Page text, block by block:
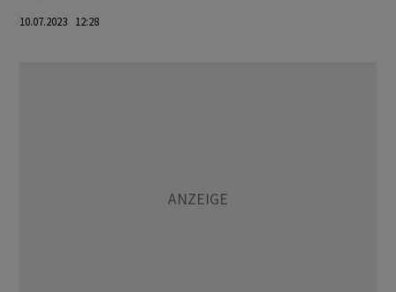
10.07.2023 12:28